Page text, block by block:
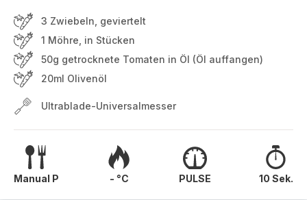
3 Zwiebeln, geviertelt
1 Möhre, in Stücken
50g getrocknete Tomaten in Öl (Öl auffangen)
20ml Olivenöl
Ultrablade-Universalmesser
Manual P - °C PULSE 10 Sek.